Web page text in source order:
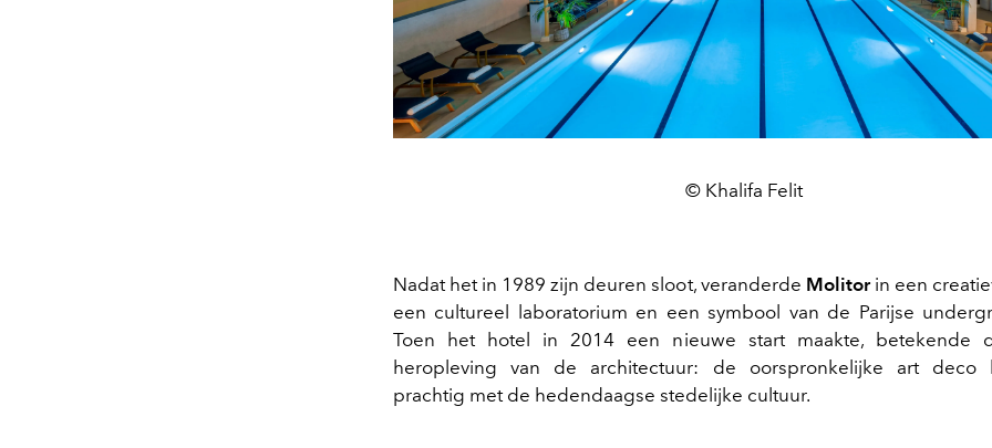
© Khalifa Felit
Nadat het in 1989 zijn deuren sloot, veranderde Molitorin een
een cultureel laboratorium en een symbool van de Parijse
Toen het hotel in 2014 een nieuwe start maakte, betekende
heropleving van de architectuur: de oorspronkelijke art deco
prachtig met de hedendaagse stedelijke cultuur.